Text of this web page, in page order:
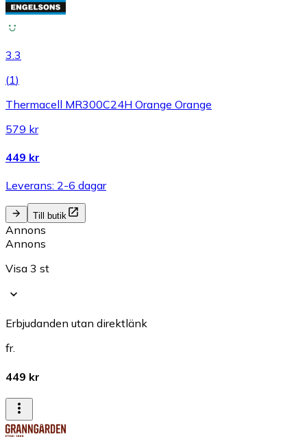
3.3
(1)
Thermacell MR300C24H Orange Orange
579 kr
449 kr
Leverans: 2-6 dagar
Till butik
Annons
Annons
Visa 3 st
Erbjudanden utan direktlänk
fr.
449 kr